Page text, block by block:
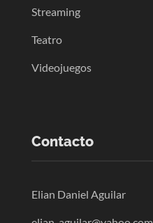
Streaming
Teatro
Videojuegos
Contacto
Elian Daniel Aguilar